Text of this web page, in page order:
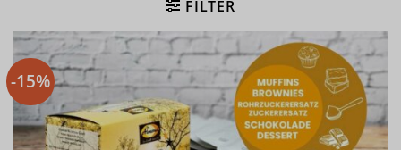
FILTER
-15%